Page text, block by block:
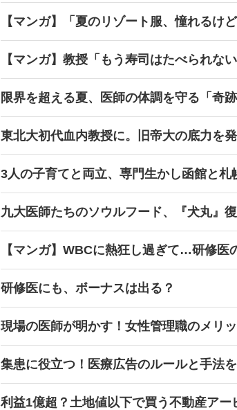
【マンガ】「夏のリゾート服、憧れるけ
【マンガ】教授「もう寿司はたべられない
限界を超える夏、医師の体調を守る「奇跡
東北大初代血内教授に。旧帝大の底力を
3人の子育てと両立、専門生かし函館と札
九大医師たちのソウルフード、『犬丸』
【マンガ】WBCに熱狂し過ぎて…研修医
研修医にも、ボーナスは出る？
現場の医師が明かす！女性管理職のメリ
集患に役立つ！医療広告のルールと手法
利益1億超？土地値以下で買う不動産アー